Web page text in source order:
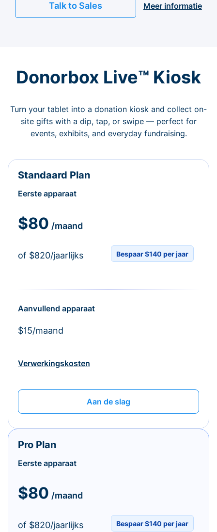
Talk to Sales Meer informatie
Donorbox Live™ Kiosk
Turn your tablet into a donation kiosk and collect on-
site gifts with a dip, tap, or swipe — perfect for
events, exhibits, and everyday fundraising.
Standaard Plan
Eerste apparaat
$80 /maand
of $820/jaarlijks Bespaar $140 per jaar
Aanvullend apparaat
$15/maand
Verwerkingskosten
Aan de slag
Pro Plan
Eerste apparaat
$80 /maand
of $820/jaarlijks Bespaar $140 per jaar